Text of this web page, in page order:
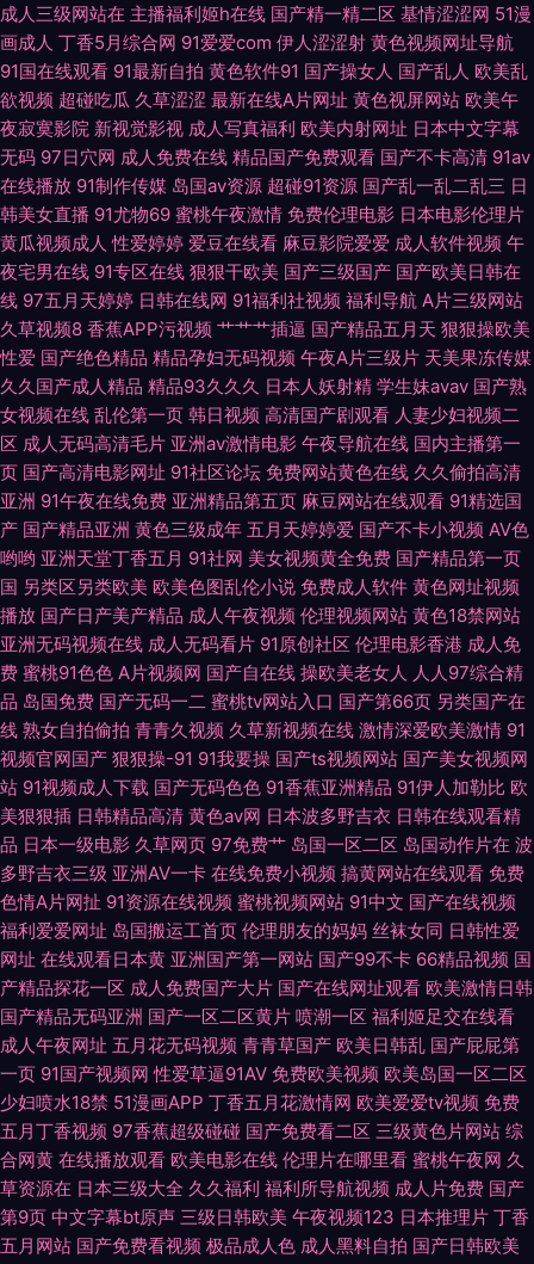
成人色影WWWW 狠狠超碰日韩三级 欧美浮力导航 丝袜美腿五月天 伊人综
合色网 AV午夜福利 国区一区二区视频 欧美在线成人AB 无码人妻装修 91超
碰丁香 jk黑丝啪啪内射 国产三级网站精品 蜜桃视频免费看 日韩欧美sss 91
免费热播视频 国产精品传媒导航 男人Av五月天 亚洲三级国产 97色色资源站
豆花传媒在线观看 久久rp 日本草逼 在线H版电影 成人無碼視頻 久草人妻福
利 日本不卡 香焦网站 91在线破处 国产ts系列另类 久热视频精品 日韩影院
在线观看91视频 99影院激情文学 黄色电影视频网 人妖免费网站 亚洲爱爱永
久网站 91网页在线版 福利电影偶偶 玖玖热玖玖玖 日韩肏屄网站 一区一区一
去二级 肏屄在线观看 黄色香蕉 欧洲四级片网址 午夜啪啪啪 97超碰总站 岛
国大片无码 久久玖玖视 日韩A级视屏 最新无毒AV网 www97丝足网 极品福
利姬自慰 日本激情视频 亚洲色香蕉 丰满熟妇大乳做爰 另类春色 日韩无码观
成人三级网站在 主播福利姬h在线 国产精一精二区 基情涩涩网 51漫
画成人 丁香5月综合网 91爱爱com 伊人涩涩射 黄色视频网址导航
91国在线观看 91最新自拍 黄色软件91 国产操女人 国产乱人 欧美乱
欲视频 超碰吃瓜 久草涩涩 最新在线A片网址 黄色视屏网站 欧美午
夜寂寞影院 新视觉影视 成人写真福利 欧美内射网址 日本中文字幕
无码 97日穴网 成人免费在线 精品国产免费观看 国产不卡高清 91av
在线播放 91制作传媒 岛国av资源 超碰91资源 国产乱一乱二乱三 日
韩美女直播 91尤物69 蜜桃午夜激情 免费伦理电影 日本电影伦理片
黄瓜视频成人 性爱婷婷 爱豆在线看 麻豆影院爱爱 成人软件视频 午
夜宅男在线 91专区在线 狠狠干欧美 国产三级国产 国产欧美日韩在
线 97五月天婷婷 日韩在线网 91福利社视频 福利导航 A片三级网站
久草视频8 香蕉APP污视频 艹艹艹插逼 国产精品五月天 狠狠操欧美
性爱 国产绝色精品 精品孕妇无码视频 午夜A片三级片 天美果冻传媒
久久国产成人精品 精品93久久久 日本人妖射精 学生妹avav 国产熟
女视频在线 乱伦第一页 韩日视频 高清国产剧观看 人妻少妇视频二
区 成人无码高清毛片 亚洲av激情电影 午夜导航在线 国内主播第一
页 国产高清电影网址 91社区论坛 免费网站黄色在线 久久偷拍高清
亚洲 91午夜在线免费 亚洲精品第五页 麻豆网站在线观看 91精选国
产 国产精品亚洲 黄色三级成年 五月天婷婷爱 国产不卡小视频 AV色
哟哟 亚洲天堂丁香五月 91社网 美女视频黄全免费 国产精品第一页
国 另类区另类欧美 欧美色图乱伦小说 免费成人软件 黄色网址视频
播放 国产日产美产精品 成人午夜视频 伦理视频网站 黄色18禁网站
亚洲无码视频在线 成人无码看片 91原创社区 伦理电影香港 成人免
费 蜜桃91色色 A片视频网 国产自在线 操欧美老女人 人人97综合精
品 岛国免费 国产无码一二 蜜桃tv网站入口 国产第66页 另类国产在
线 熟女自拍偷拍 青青久视频 久草新视频在线 激情深爱欧美激情 91
视频官网国产 狠狠操-91 91我要操 国产ts视频网站 国产美女视频网
站 91视频成人下载 国产无码色色 91香蕉亚洲精品 91伊人加勒比 欧
美狠狠插 日韩精品高清 黄色av网 日本波多野吉衣 日韩在线观看精
品 日本一级电影 久草网页 97免费艹 岛国一区二区 岛国动作片在 波
多野吉衣三级 亚洲AV一卡 在线免费小视频 搞黄网站在线观看 免费
色情A片网扯 91资源在线视频 蜜桃视频网站 91中文 国产在线视频
福利爱爱网址 岛国搬运工首页 伦理朋友的妈妈 丝袜女同 日韩性爱
网址 在线观看日本黄 亚洲国产第一网站 国产99不卡 66精品视频 国
产精品探花一区 成人免费国产大片 国产在线网址观看 欧美激情日韩
国产精品无码亚洲 国产一区二区黄片 喷潮一区 福利姬足交在线看
成人午夜网址 五月花无码视频 青青草国产 欧美日韩乱 国产屁屁第
一页 91国产视频网 性爱草逼91AV 免费欧美视频 欧美岛国一区二区
少妇喷水18禁 51漫画APP 丁香五月花激情网 欧美爱爱tv视频 免费
五月丁香视频 97香蕉超级碰碰 国产免费看二区 三级黄色片网站 综
合网黄 在线播放观看 欧美电影在线 伦理片在哪里看 蜜桃午夜网 久
草资源在 日本三级大全 久久福利 福利所导航视频 成人片免费 国产
第9页 中文字幕bt原声 三级日韩欧美 午夜视频123 日本推理片 丁香
五月网站 国产免费看视频 极品成人色 成人黑料自拍 国产日韩欧美